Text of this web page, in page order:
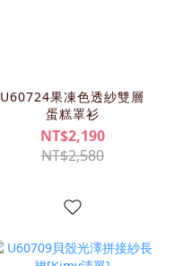
U60724果凍色透紗雙層
蛋糕罩衫
NT$2,190
NT$2,580